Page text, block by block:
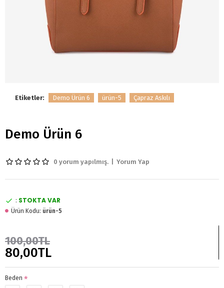
Etiketler: Demo Ürün 6 ürün-5 Çapraz Askılı
Demo Ürün 6
0 yorum yapılmış. Yorum Yap
80,00TL
100,00TL
: STOKTA VAR
Ürün Kodu: ürün-5
Beden